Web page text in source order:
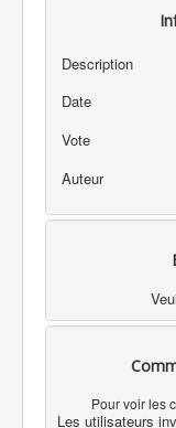
Description
Date
Vote
Auteur
Pour voir les
Les utilisateurs